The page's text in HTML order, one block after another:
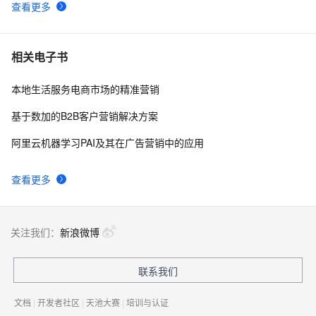
9 Java日志上云三剑客：Log4J/LogBack/Producer
10
引擎详解
查看更多
相关电子书
查看更多
本地生活服务电商市场的精准营销
基于数加的B2B客户营销解决方案
阿里云机器学习PAI及其在广告营销中的应用
关注我们： 新浪微博
联系我们
文档 | 开发者社区 | 天池大赛 | 培训与认证